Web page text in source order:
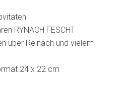
RYNACH FESCHT
über Reinach und vielem
24 x 22 cm